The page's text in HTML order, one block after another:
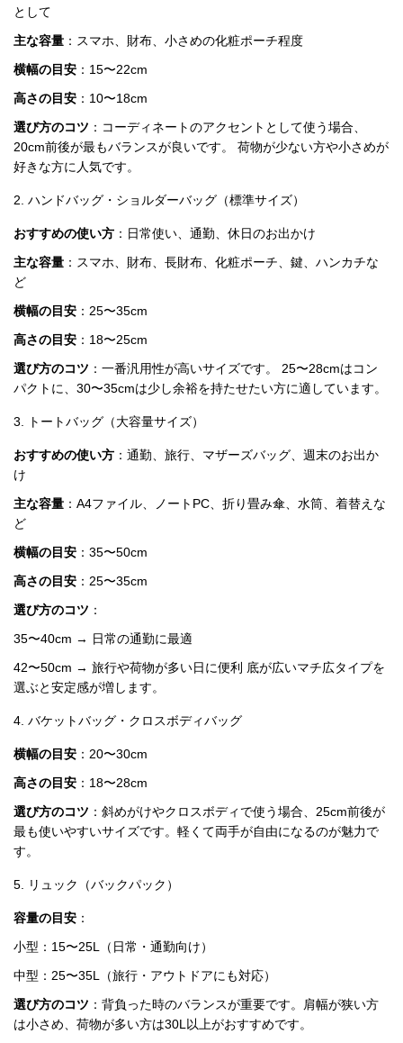
集
ブランド バッ
グ
最
新
製
お
す
め
品
人
気
商
品
セ
ル
商
品
として
主な容量 ：スマホ、財布、小さめの化粧ポーチ程度
横幅の目安 ：15〜22cm
高さの目安 ：10〜18cm
選び方のコツ ：コーディネートのアクセントとして使う場合、
20cm前後が最もバランスが良いです。 荷物が少ない方や小さめが
好きな方に人気です。
2. ハンドバッグ・ショルダーバッグ（標準サイズ）
おすすめの使い方 ：日常使い、通勤、休日のお出かけ
主な容量 ：スマホ、財布、長財布、化粧ポーチ、鍵、ハンカチな
ど
横幅の目安 ：25〜35cm
高さの目安 ：18〜25cm
選び方のコツ ：一番汎用性が高いサイズです。 25〜28cmはコン
パクトに、30〜35cmは少し余裕を持たせたい方に適しています。
3. トートバッグ（大容量サイズ）
おすすめの使い方 ：通勤、旅行、マザーズバッグ、週末のお出か
け
主な容量 ：A4ファイル、ノートPC、折り畳み傘、水筒、着替えな
ど
横幅の目安 ：35〜50cm
高さの目安 ：25〜35cm
選び方のコツ ：
35〜40cm → 日常の通勤に最適
42〜50cm → 旅行や荷物が多い日に便利 底が広いマチ広タイプを
選ぶと安定感が増します。
4. バケットバッグ・クロスボディバッグ
横幅の目安 ：20〜30cm
高さの目安 ：18〜28cm
選び方のコツ ：斜めがけやクロスボディで使う場合、25cm前後が
最も使いやすいサイズです。軽くて両手が自由になるのが魅力で
す。
5. リュック（バックパック）
容量の目安 ：
小型：15〜25L（日常・通勤向け）
中型：25〜35L（旅行・アウトドアにも対応）
選び方のコツ ：背負った時のバランスが重要です。肩幅が狭い方
は小さめ、荷物が多い方は30L以上がおすすめです。